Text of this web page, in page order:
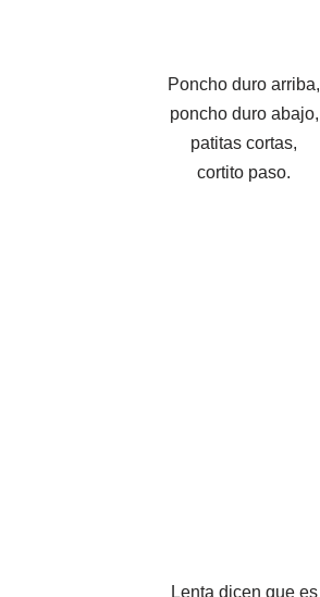
Poncho duro arriba,
poncho duro abajo,
patitas cortas,
cortito paso.
Lenta dicen que es